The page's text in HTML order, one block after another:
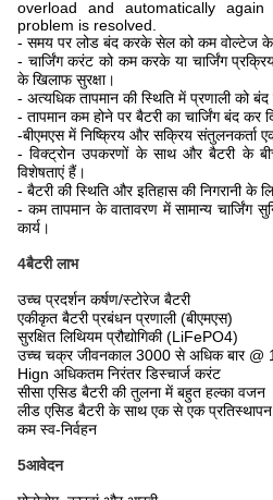
overload and automatically
problem is resolved.
- समय पर लोड बंद करके सेल को कम वोल्टेज के
- चार्जिंग करंट को कम करके या चार्जिंग
के खिलाफ सुरक्षा।
- अत्यधिक तापमान की स्थिति में प्रणाली को
- तापमान कम होने पर बैटरी का चार्जिंग बंद कर
-बीएमएस में निष्क्रिय और सक्रिय संतुलनकर्ता
- विक्ट्रोन उपकरणों के साथ और बैटरी के
विशेषताएं हैं।
- बैटरी की स्थिति और इतिहास की निगरानी के
- कम तापमान के वातावरण में सामान्य चार्जिंग
कार्य।
4बैटरी लाभ
उच्च प्रदर्शन कर्षण/स्टोरेज बैटरी
एकीकृत बैटरी प्रबंधन प्रणाली (बीएमएस)
सुरक्षित लिथियम प्रौद्योगिकी (LiFePO4)
उच्च चक्र जीवनकाल 3000 से अधिक बार @
Hign अधिकतम निरंतर डिस्चार्ज करंट
सीसा एसिड बैटरी की तुलना में बहुत हल्का वजन
लीड एसिड बैटरी के साथ एक से एक प्रतिस्थापन
कम स्व-निर्वहन
5आवेदन